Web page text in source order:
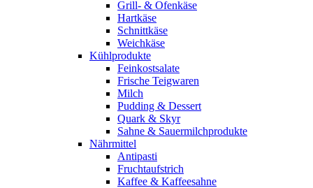
Grill- & Ofenkäse
Hartkäse
Schnittkäse
Weichkäse
Kühlprodukte
Feinkostsalate
Frische Teigwaren
Milch
Pudding & Dessert
Quark & Skyr
Sahne & Sauermilchprodukte
Nährmittel
Antipasti
Fruchtaufstrich
Kaffee & Kaffeesahne